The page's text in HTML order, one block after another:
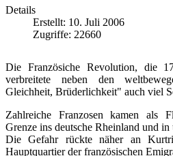
Details
Erstellt: 10. Juli 2006
Zugriffe: 22660
Die Französiche Revolution, die
verbreitete neben den
Gleichheit, Brüderlichkeit" auch viel
Zahlreiche Franzosen kamen als
Grenze ins deutsche Rheinland und in
Die Gefahr rückte näher an
Hauptquartier der französischen